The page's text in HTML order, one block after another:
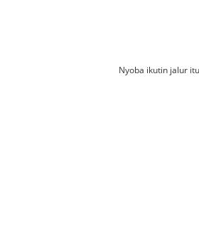
Nyoba ikutin jalur itu